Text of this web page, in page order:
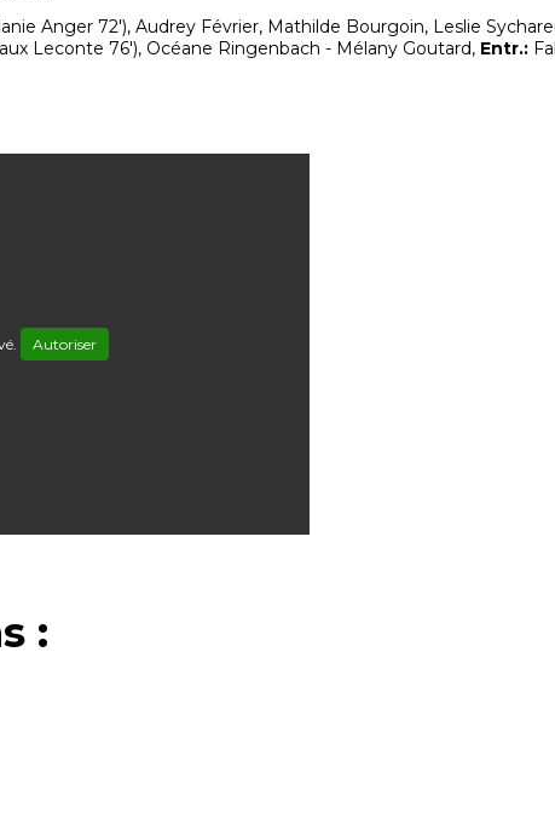
Anger 72'), Audrey Février, Mathilde Bourgoin, Leslie
Leconte 76'), Océane Ringenbach - Mélany Goutard, Entr.:
Autoriser
: